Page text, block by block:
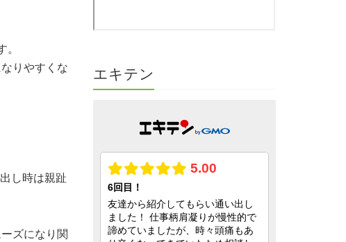
りやすくな
し時は親趾
ズになり関
エキテン